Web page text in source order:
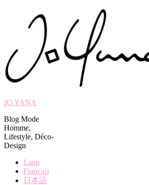
JO YANA
Blog Mode
Homme,
Lifestyle, Déco-
Design
Lang
Français
日本語